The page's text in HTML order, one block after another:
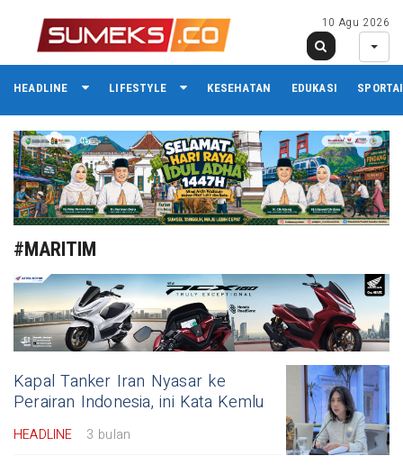
10 Agu 2026
HEADLINE LIFESTYLE KESEHATAN EDUKASI
#MARITIM
Kapal Tanker Iran Nyasar ke
Perairan Indonesia, ini Kata Kemlu
HEADLINE 3 bulan